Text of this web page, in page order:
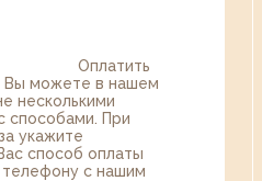
Оплатить
Вы можете в нашем
несколькими
способами. При
укажите
способ оплаты
телефону с нашим